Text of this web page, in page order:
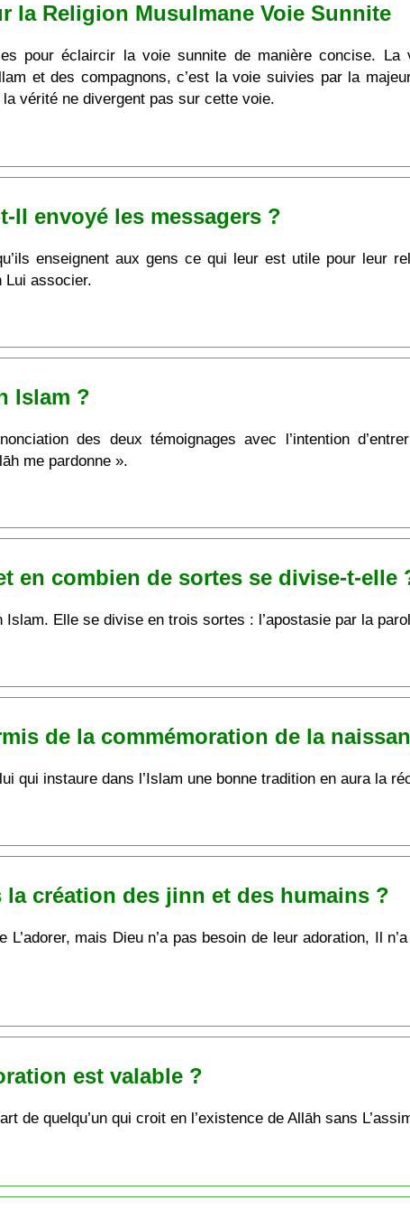
la Religion Musulmane Voie Sunnite
pour éclaircir la voie sunnite de manière concise.
et des compagnons, c’est la voie suivies par la
vérité ne divergent pas sur cette voie.
Il envoyé les messagers ?
enseignent aux gens ce qui leur est utile pour leur
Lui associer.
Islam ?
des deux témoignages avec l’intention
me pardonne ».
en combien de sortes se divise-t-elle
Islam. Elle se divise en trois sortes : l’apostasie par la
de la commémoration de la
qui instaure dans l’Islam une bonne tradition en aura la
la création des jinn et des humains ?
mais Dieu n’a pas besoin de leur adoration, Il
est valable ?
de quelqu’un qui croit en l’existence de Allāh sans